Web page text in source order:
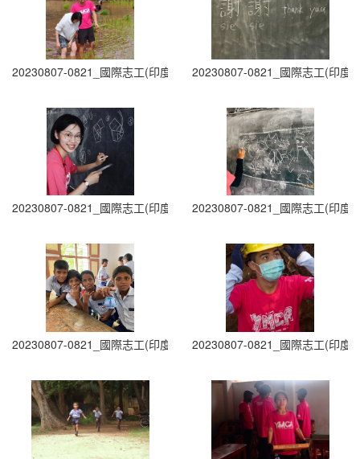
20230807-0821_國際志工(印度志工)出隊 (15)20230807-0821_國際志工(印度
20230807-0821_國際志工(印度志工)出隊 (17)20230807-0821_國際志工(印度
20230807-0821_國際志工(印度志工)出隊 (19)20230807-0821_國際志工(印度